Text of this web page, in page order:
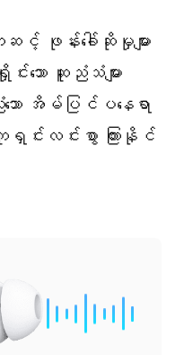
င့် ဖုန်းခေါ်ဆိုမှုများ
ော ဆူညံသံများ
ော အိမ်ပြင်ပနေရာ
လင်းစွာ ကြားနိုင်